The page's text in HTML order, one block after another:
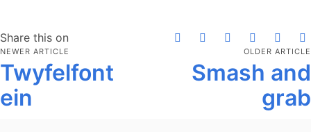
Share this on
NEWER ARTICLE
Twyfelfont
ein
OLDER ARTICLE
Smash and
grab